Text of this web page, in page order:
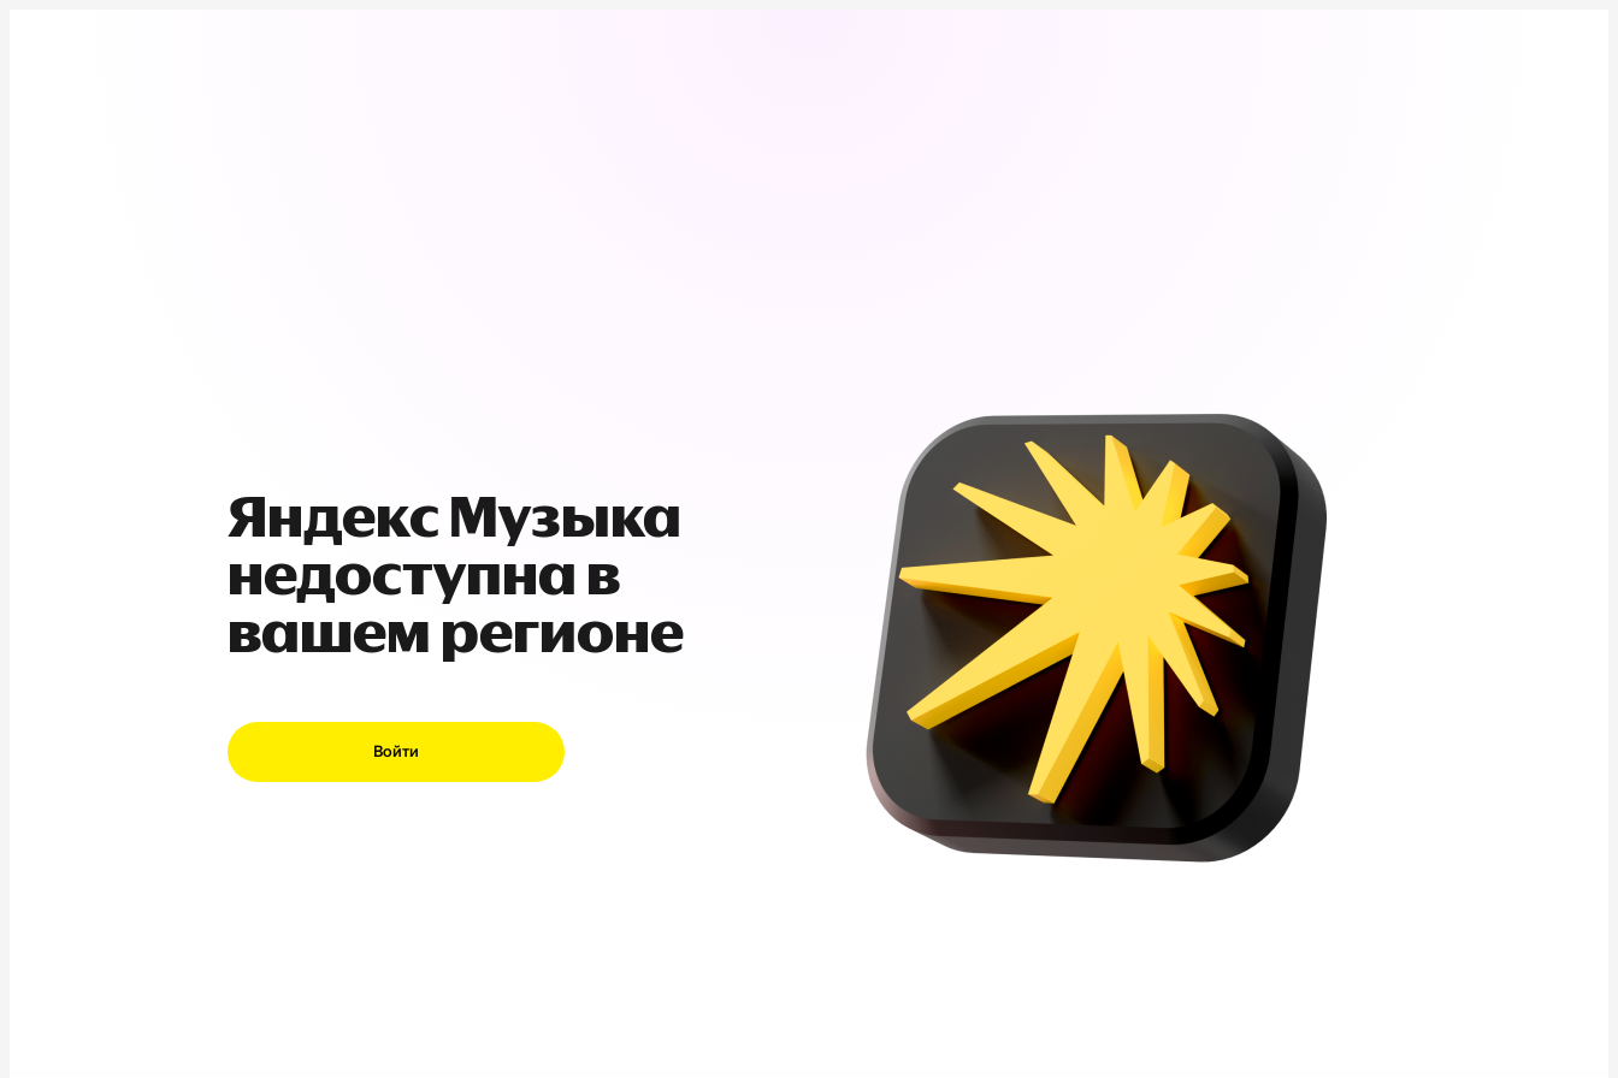
Яндекс Музыка
недоступна в
вашем регионе
Войти